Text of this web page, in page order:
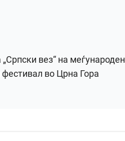
„Српски вез“ на меѓународен
во Црна Гора